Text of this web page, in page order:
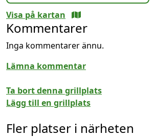
Visa på kartan
Kommentarer
Inga kommentarer ännu.
Lämna kommentar
Ta bort denna grillplats
Lägg till en grillplats
Fler platser i närheten